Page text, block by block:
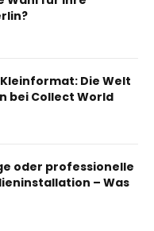
Die Welt
bei Collect World
oder professionelle
– Was